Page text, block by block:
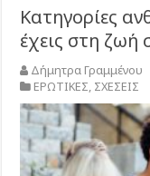
Κατηγορίες
έχεις στη ζωή
Δήμητρα Γραμμένου
ΕΡΩΤΙΚΕΣ, ΣΧΕΣΕΙΣ